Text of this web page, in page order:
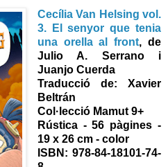
Cecília Van Helsing vol.
3. El senyor que tenia
una orella al front, de
Julio A. Serrano i
Juanjo Cuerda
Traducció de: Xavier
Beltrán
Col·lecció Mamut 9+
Rústica - 56 pàgines -
19 x 26 cm - color
ISBN: 978-84-18101-74-